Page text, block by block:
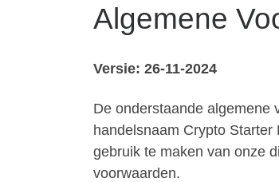
Algemene
Versie: 26-11-2024
De onderstaande algemene
handelsnaam Crypto
gebruik te maken van onze
voorwaarden.